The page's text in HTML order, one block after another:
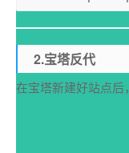
2.宝塔反代
在宝塔新建好站点